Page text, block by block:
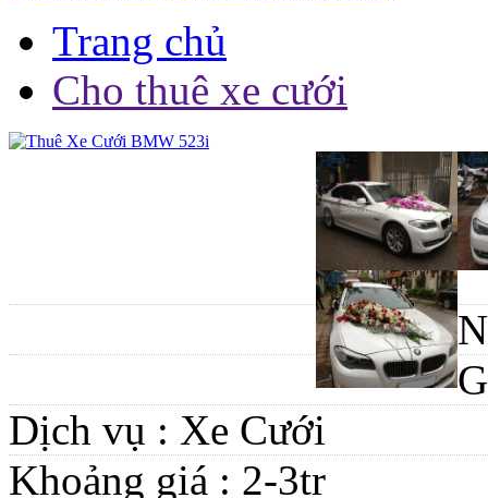
Trang chủ
Cho thuê xe cưới
Dịch vụ : Xe Cưới
Khoảng giá : 2-3tr